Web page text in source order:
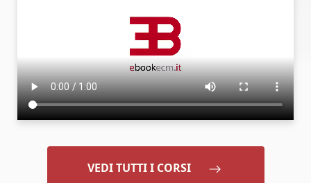
VEDI TUTTI I CORSI